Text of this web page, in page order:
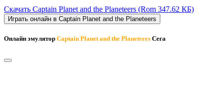
Скачать Captain Planet and the Planeteers (Rom 347.62 КБ)
Играть онлайн в Captain Planet and the Planeteers
Онлайн эмулятор Captain Planet and the Planeteers Сега